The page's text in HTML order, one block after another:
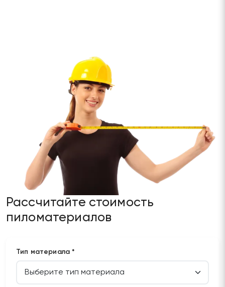
Рассчитайте стоимость
пиломатериалов
Тип материала *